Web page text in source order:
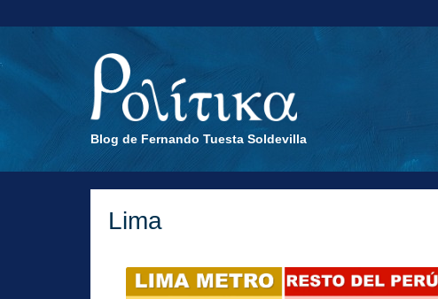
Blog de Fernando Tuesta Soldevilla
Lima